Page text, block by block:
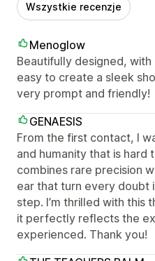
Wszystkie recenzje
Menoglow
Beautifully designed,
easy to create a sleek
very prompt and friendly!
GENAESIS
From the first contact, I
and humanity that is hard
combines rare precision
ear that turn every doubt
step. I’m thrilled with this
it perfectly reflects the
experienced. Thank you!